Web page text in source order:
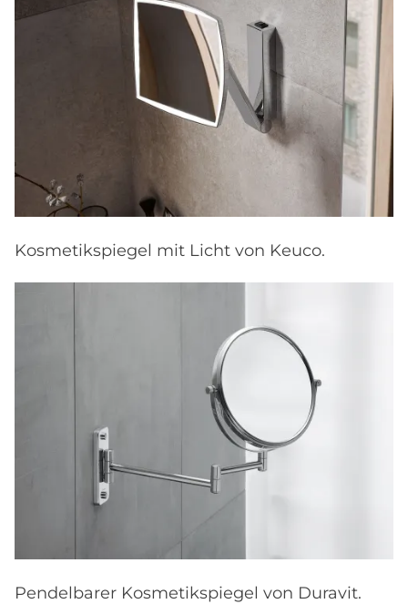
Kosmetikspiegel mit Licht von Keuco.
Pendelbarer Kosmetikspiegel von Duravit.